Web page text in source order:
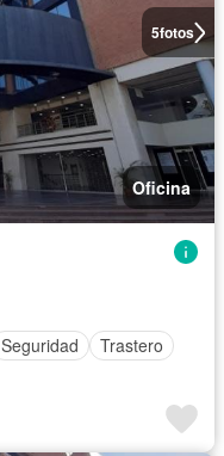
5fotos
Oficina
Seguridad
Trastero